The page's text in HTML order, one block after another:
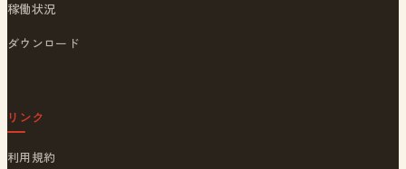
稼働状況
ダウンロード
リンク
利用規約